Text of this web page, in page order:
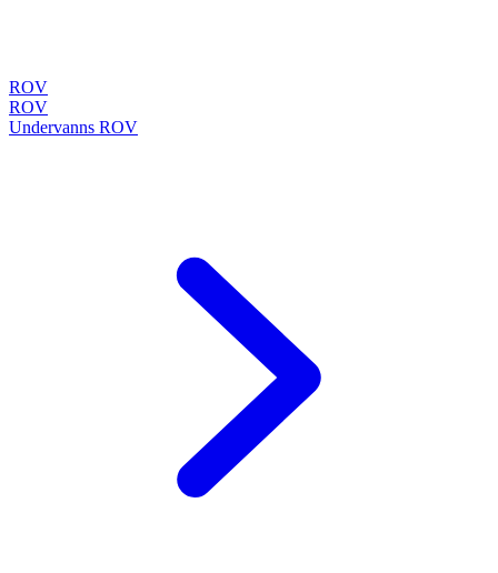
ROV
ROV
Undervanns ROV